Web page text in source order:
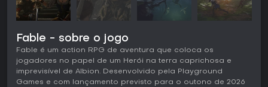
Fable - sobre o jogo
Fable é um action RPG de aventura que coloca os
jogadores no papel de um Herói na terra caprichosa e
imprevisível de Albion. Desenvolvido pela Playground
Games e com lançamento previsto para o outono de 2026